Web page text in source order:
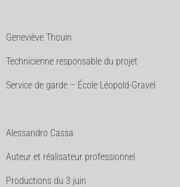
Geneviève Thouin
Technicienne responsable du projet
Service de garde – École Léopold-Gravel
Alessandro Cassa
Auteur et réalisateur professionnel
Productions du 3 juin